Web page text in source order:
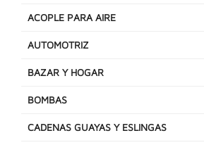
ACOPLE PARA AIRE
AUTOMOTRIZ
BAZAR Y HOGAR
BOMBAS
CADENAS GUAYAS Y ESLINGAS